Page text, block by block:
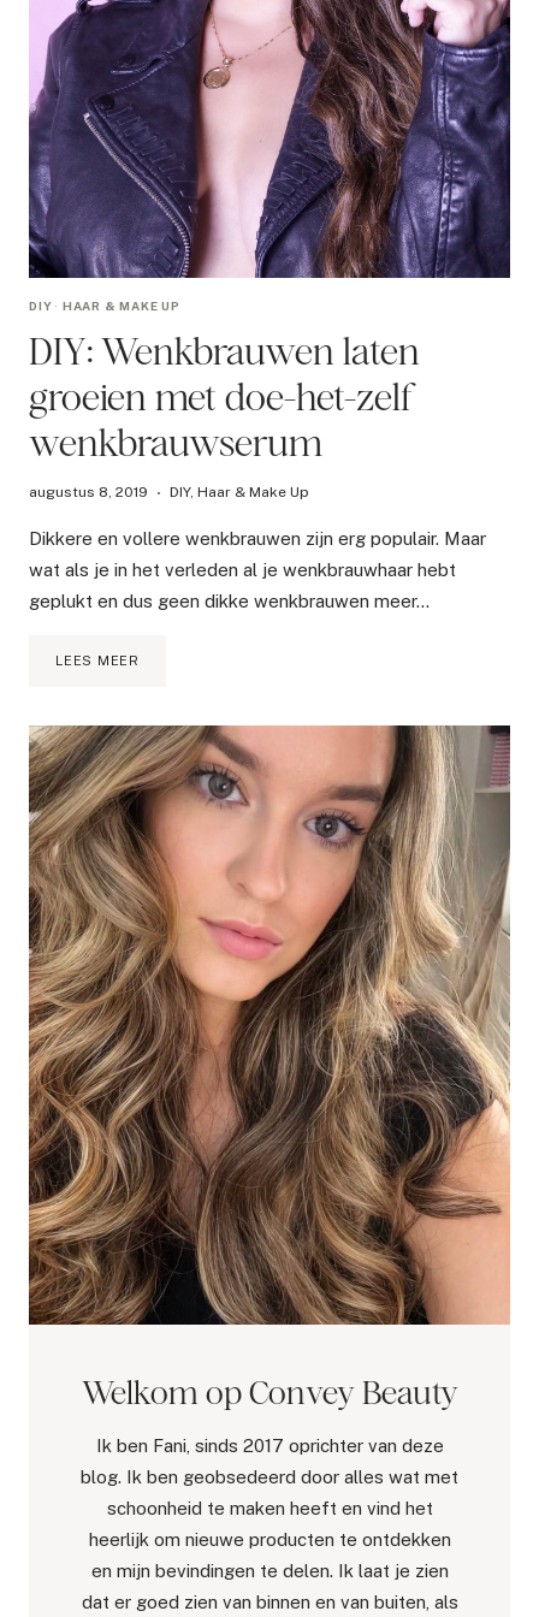
DIY · HAAR & MAKE UP
DIY: Wenkbrauwen laten
groeien met doe-het-zelf
wenkbrauwserum
augustus 8, 2019 DIY,Haar & Make Up
Dikkere en vollere wenkbrauwen zijn erg populair. Maar
wat als je in het verleden al je wenkbrauwhaar hebt
geplukt en dus geen dikke wenkbrauwen meer…
LEES MEER
MET
DOE-
HET-
ZELF
Welkom op Convey Beauty
Ik ben Fani, sinds 2017 oprichter van deze
blog. Ik ben geobsedeerd door alles wat met
schoonheid te maken heeft en vind het
heerlijk om nieuwe producten te ontdekken
en mijn bevindingen te delen. Ik laat je zien
dat er goed zien van binnen en van buiten, als